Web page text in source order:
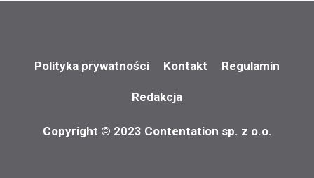
Polityka prywatności Kontakt Regulamin
Redakcja
Copyright © 2023 Contentation sp. z o.o.